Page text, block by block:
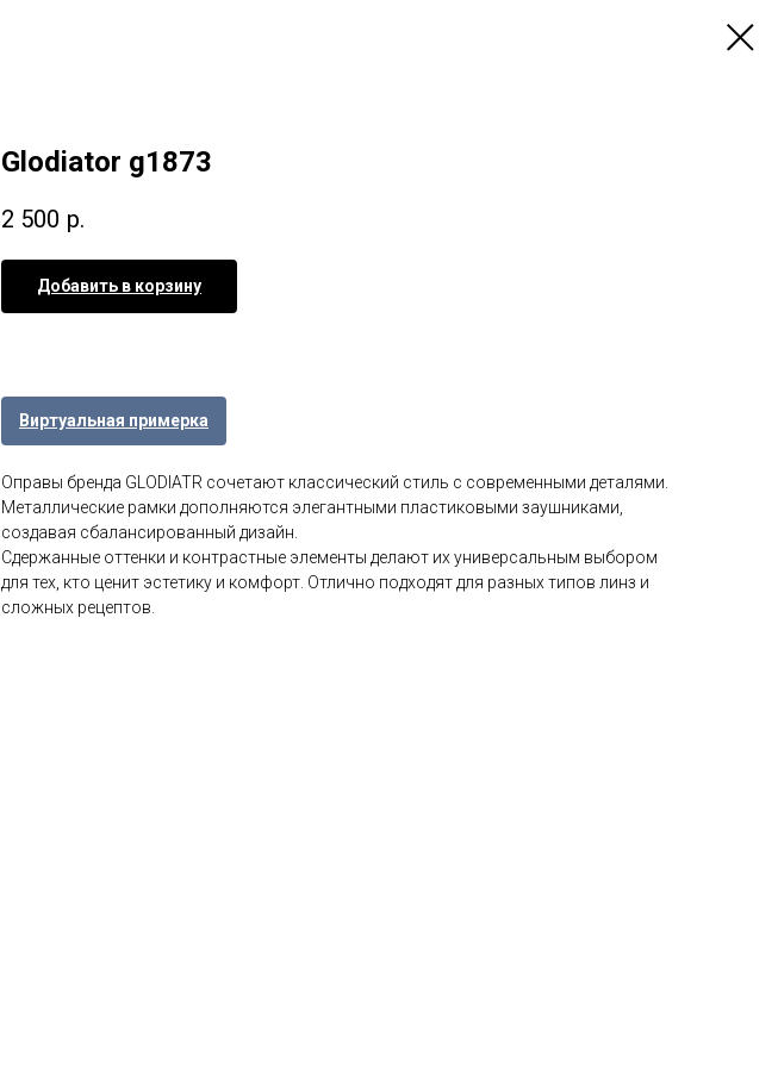
Glodiator g1873
2 500 р.
Добавить в корзину
Виртуальная примерка
Оправы бренда GLODIATR сочетают классический стиль с современными деталями.
Металлические рамки дополняются элегантными пластиковыми заушниками,
создавая сбалансированный дизайн.
Сдержанные оттенки и контрастные элементы делают их универсальным выбором
для тех, кто ценит эстетику и комфорт. Отлично подходят для разных типов линз и
сложных рецептов.